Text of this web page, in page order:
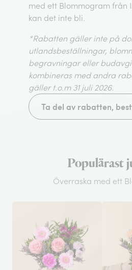
med ett Blommogram från
kan det inte bli.
*Rabatten gäller inte på
utlandsbeställningar,
begravningar eller
kombineras med andra
gäller t.o.m 31 juli 2026.
Ta del av rabatten,
Populärast
Överraska med ett